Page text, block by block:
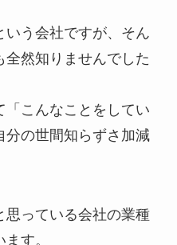
いう会社ですが、そん
然知りませんでした
「こんなことをしてい
分の世間知らずさ加減
思っている会社の業種
す。